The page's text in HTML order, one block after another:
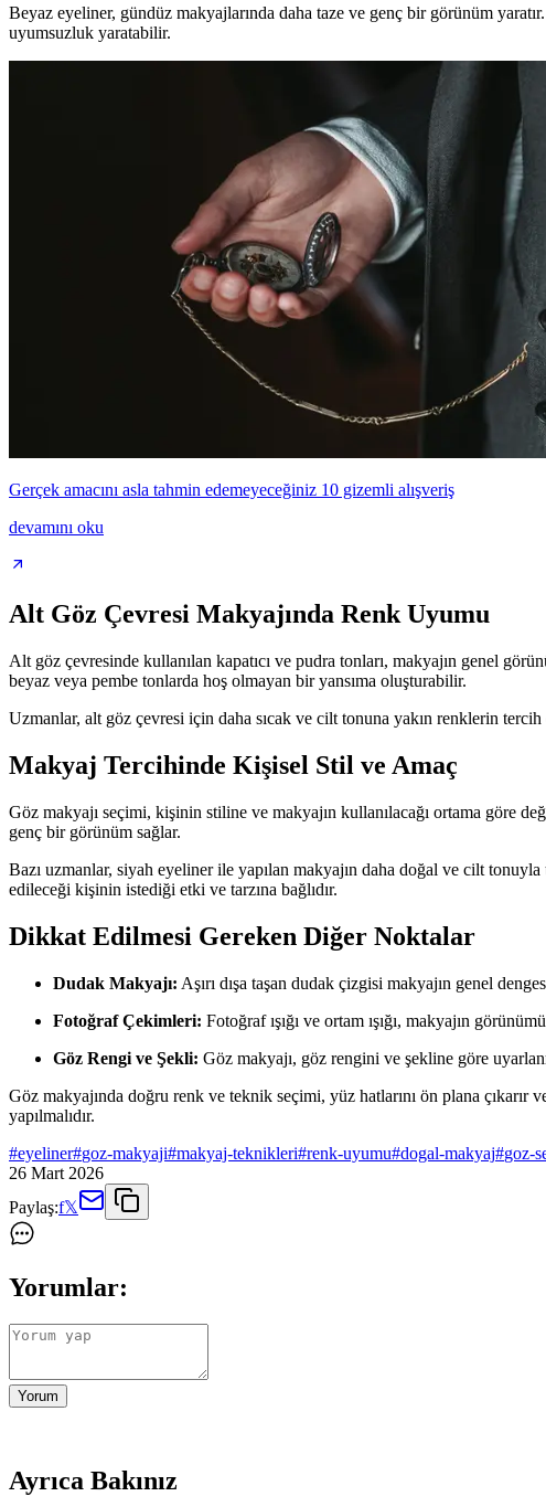
Beyaz eyeliner, gündüz makyajlarında daha taze ve genç bir görünüm
uyumsuzluk yaratabilir.
Gerçek amacını asla tahmin edemeyeceğiniz 10 gizemli alışveriş
devamını oku
Alt Göz Çevresi Makyajında Renk Uyumu
Alt göz çevresinde kullanılan kapatıcı ve pudra tonları, makyajın genel
beyaz veya pembe tonlarda hoş olmayan bir yansıma oluşturabilir.
Uzmanlar, alt göz çevresi için daha sıcak ve cilt tonuna yakın renklerin tercih
Makyaj Tercihinde Kişisel Stil ve Amaç
Göz makyajı seçimi, kişinin stiline ve makyajın kullanılacağı ortama göre
genç bir görünüm sağlar.
Bazı uzmanlar, siyah eyeliner ile yapılan makyajın daha doğal ve cilt
edileceği kişinin istediği etki ve tarzına bağlıdır.
Dikkat Edilmesi Gereken Diğer Noktalar
Dudak Makyajı: Aşırı dışa taşan dudak çizgisi makyajın genel
Fotoğraf Çekimleri: Fotoğraf ışığı ve ortam ışığı, makyajın
Göz Rengi ve Şekli: Göz makyajı, göz rengini ve şekline göre
Göz makyajında doğru renk ve teknik seçimi, yüz hatlarını ön plana
yapılmalıdır.
#eyeliner#goz-makyaji#makyaj-teknikleri#renk-uyumu#dogal-makyaj#goz-
26 Mart 2026
Paylaş:f𝕏
Yorumlar:
Yorum
Ayrıca Bakınız